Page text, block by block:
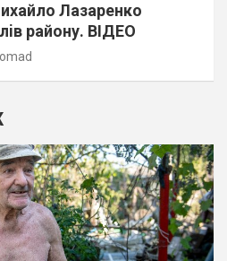
Лазаренко
району. ВIДЕО